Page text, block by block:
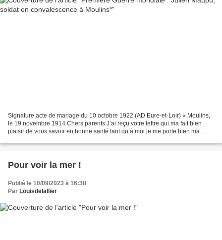
Signature acte de mariage du 10 octobre 1922 (AD Eure-et-Loir) « Moulins,
le 19 novembre 1914 Chers parents J’ai reçu votre lettre qui ma fait bien
plaisir de vous savoir en bonne santé tant qu’à moi je me porte bien ma
Pour voir la mer !
Publié le 10/09/2023 à 16:38
Par Louisdelallier